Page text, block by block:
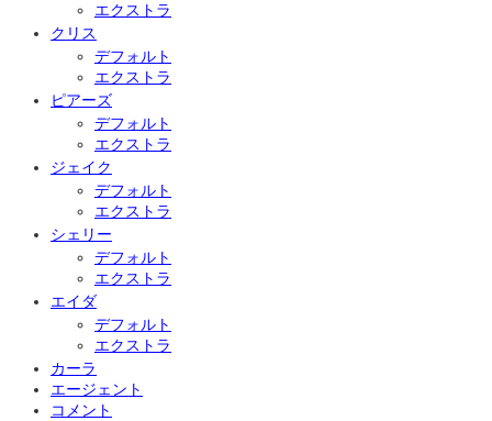
エクストラ
クリス
デフォルト
エクストラ
ピアーズ
デフォルト
エクストラ
ジェイク
デフォルト
エクストラ
シェリー
デフォルト
エクストラ
エイダ
デフォルト
エクストラ
カーラ
エージェント
コメント